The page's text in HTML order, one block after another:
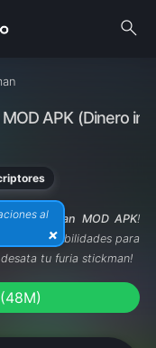
search
APK (Dinero
al
×
Stickman MOD APK!
y habilidades para
tu furia stickman!